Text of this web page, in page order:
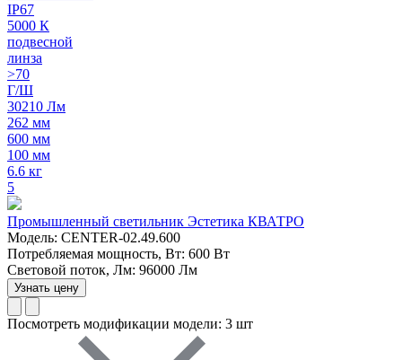
IP67
5000 К
подвесной
линза
>70
Г/Ш
30210 Лм
262 мм
600 мм
100 мм
6.6 кг
5
Промышленный светильник Эстетика КВАТРО
Модель: CENTER-02.49.600
Потребляемая мощность, Вт: 600 Вт
Световой поток, Лм: 96000 Лм
Узнать цену
Посмотреть модификации модели: 3 шт